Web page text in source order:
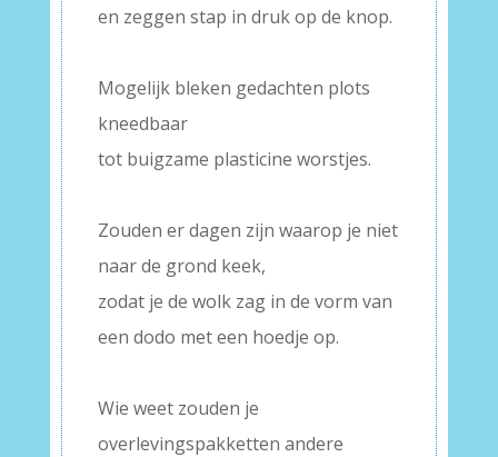
en zeggen stap in druk op de knop.
Mogelijk bleken gedachten plots
kneedbaar
tot buigzame plasticine worstjes.
Zouden er dagen zijn waarop je niet
naar de grond keek,
zodat je de wolk zag in de vorm van
een dodo met een hoedje op.
Wie weet zouden je
overlevingspakketten andere